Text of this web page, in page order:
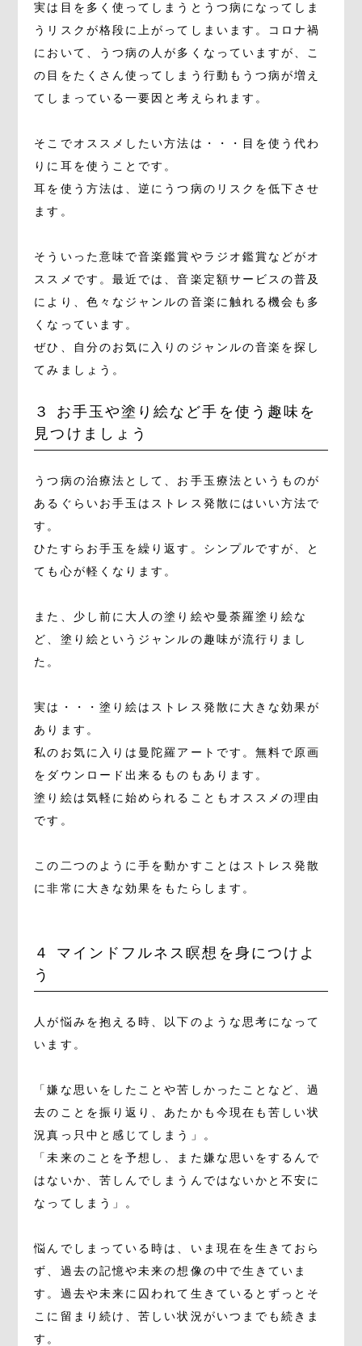
実は目を多く使ってしまうとうつ病になってしま
うリスクが格段に上がってしまいます。コロナ禍
において、うつ病の人が多くなっていますが、こ
の目をたくさん使ってしまう行動もうつ病が増え
てしまっている一要因と考えられます。
そこでオススメしたい方法は・・・目を使う代わ
りに耳を使うことです。
耳を使う方法は、逆にうつ病のリスクを低下させ
ます。
そういった意味で音楽鑑賞やラジオ鑑賞などがオ
ススメです。最近では、音楽定額サービスの普及
により、色々なジャンルの音楽に触れる機会も多
くなっています。
ぜひ、自分のお気に入りのジャンルの音楽を探し
てみましょう。
３ お手玉や塗り絵など手を使う趣味を
見つけましょう
うつ病の治療法として、お手玉療法というものが
あるぐらいお手玉はストレス発散にはいい方法で
す。
ひたすらお手玉を繰り返す。シンプルですが、と
ても心が軽くなります。
また、少し前に大人の塗り絵や曼荼羅塗り絵な
ど、塗り絵というジャンルの趣味が流行りまし
た。
実は・・・塗り絵はストレス発散に大きな効果が
あります。
私のお気に入りは曼陀羅アートです。無料で原画
をダウンロード出来るものもあります。
塗り絵は気軽に始められることもオススメの理由
です。
この二つのように手を動かすことはストレス発散
に非常に大きな効果をもたらします。
４ マインドフルネス瞑想を身につけよ
う
人が悩みを抱える時、以下のような思考になって
います。
「嫌な思いをしたことや苦しかったことなど、過
去のことを振り返り、あたかも今現在も苦しい状
況真っ只中と感じてしまう」。
「未来のことを予想し、また嫌な思いをするんで
はないか、苦しんでしまうんではないかと不安に
なってしまう」。
悩んでしまっている時は、いま現在を生きておら
ず、過去の記憶や未来の想像の中で生きていま
す。過去や未来に囚われて生きているとずっとそ
こに留まり続け、苦しい状況がいつまでも続きま
す。